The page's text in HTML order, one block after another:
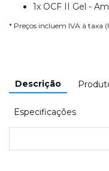
1x OCF II Gel -
* Preços incluem IVA à taxa
Descrição
Especificações